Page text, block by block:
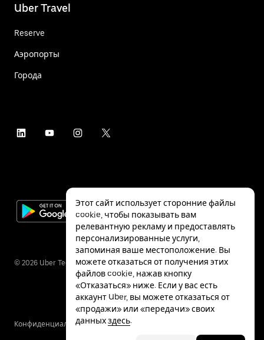
Uber Travel
Reserve
Аэропорты
Города
© 2026 Uber Technologies Inc.
КонфиденциальностьСпециальные
Этот сайт использует сторонние файлы
cookie, чтобы показывать вам
релевантную рекламу и предоставлять
персонализированные услуги,
запоминая ваше местоположение. Вы
можете отказаться от получения этих
файлов cookie, нажав кнопку
«Отказаться» ниже. Если у вас есть
аккаунт Uber, вы можете отказаться от
«продажи» или «передачи» своих
данныхздесь.